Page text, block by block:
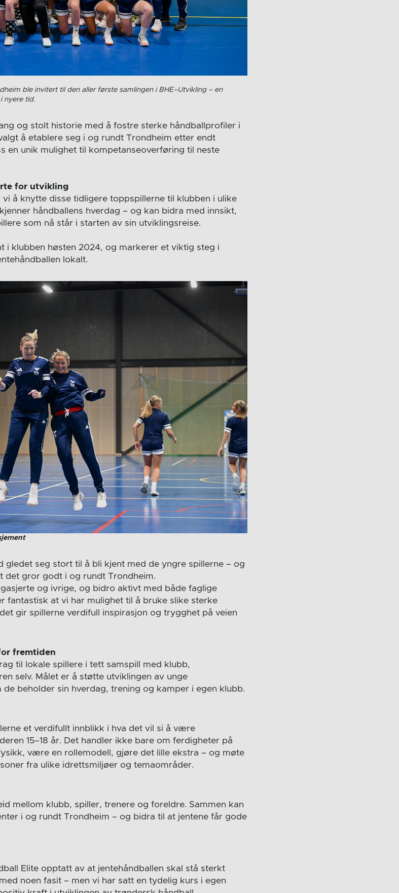
ble invitert til den aller første samlingen i BHE–Utvikling – en
nyere tid.
og stolt historie med å fostre sterke håndballprofiler i
å etablere seg i og rundt Trondheim etter endt
en unik mulighet til kompetanseoverføring til neste
for utvikling
vi å knytte disse tidligere toppspillerne til klubben i ulike
håndballens hverdag – og kan bidra med innsikt,
som nå står i starten av sin utviklingsreise.
i klubben høsten 2024, og markerer et viktig steg i
lokalt.
gledet seg stort til å bli kjent med de yngre spillerne – og
det gror godt i og rundt Trondheim.
og ivrige, og bidro aktivt med både faglige
fantastisk at vi har mulighet til å bruke slike sterke
gir spillerne verdifull inspirasjon og trygghet på veien
fremtiden
til lokale spillere i tett samspill med klubb,
selv. Målet er å støtte utviklingen av unge
de beholder sin hverdag, trening og kamper i egen klubb.
et verdifullt innblikk i hva det vil si å være
15–18 år. Det handler ikke bare om ferdigheter på
være en rollemodell, gjøre det lille ekstra – og møte
fra ulike idrettsmiljøer og temaområder.
mellom klubb, spiller, trenere og foreldre. Sammen kan
i og rundt Trondheim – og bidra til at jentene får gode
Elite opptatt av at jentehåndballen skal stå sterkt
noen fasit – men vi har satt en tydelig kurs i egen